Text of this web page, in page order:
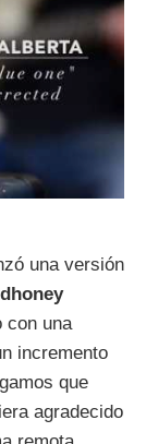
una versión
con una
incremento
que
agradecido